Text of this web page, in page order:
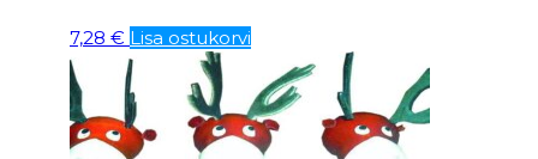
7,28 € Lisa ostukorvi